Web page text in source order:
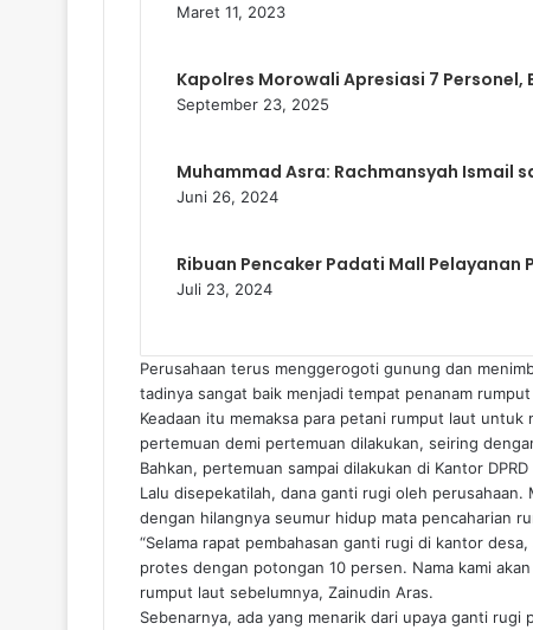
Maret 11, 2023
Kapolres Morowali Apresiasi 7 Personel,
September 23, 2025
Muhammad Asra: Rachmansyah Ismail
Juni 26, 2024
Ribuan Pencaker Padati Mall Pelayanan
Juli 23, 2024
Perusahaan terus menggerogoti gunung dan
tadinya sangat baik menjadi tempat penanam
Keadaan itu memaksa para petani rumput laut
pertemuan demi pertemuan dilakukan, seiring
Bahkan, pertemuan sampai dilakukan di Kantor
Lalu disepekatilah, dana ganti rugi oleh
dengan hilangnya seumur hidup mata pencaharian
“Selama rapat pembahasan ganti rugi di kantor
protes dengan potongan 10 persen. Nama kami
rumput laut sebelumnya, Zainudin Aras.
Sebenarnya, ada yang menarik dari upaya ganti